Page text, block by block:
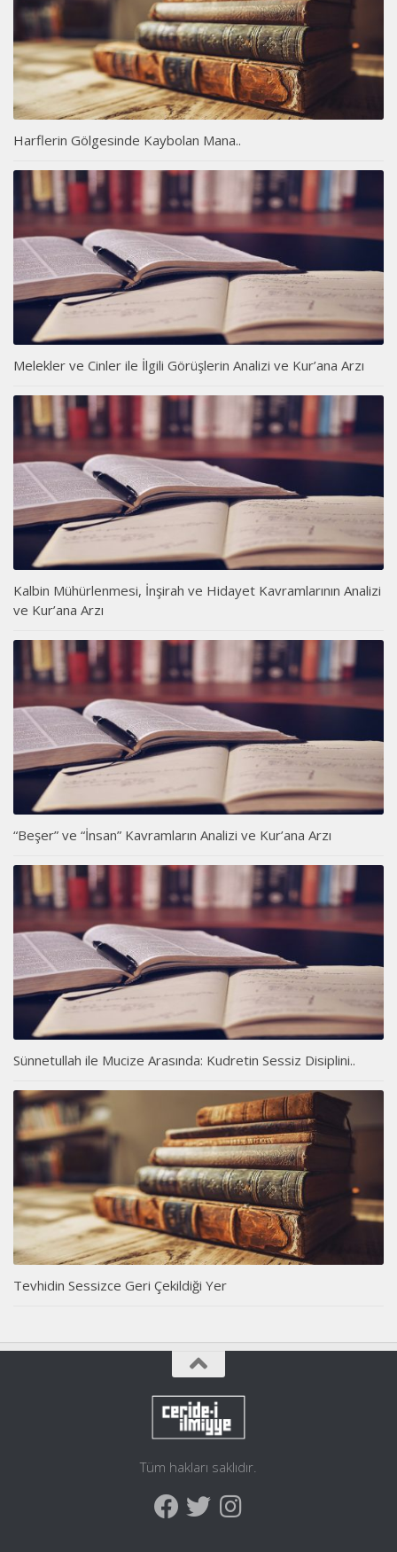
Harflerin Gölgesinde Kaybolan Mana..
Melekler ve Cinler ile İlgili Görüşlerin Analizi ve Kur’ana Arzı
Kalbin Mühürlenmesi, İnşirah ve Hidayet Kavramlarının Analizi
ve Kur’ana Arzı
“Beşer” ve “İnsan” Kavramların Analizi ve Kur’ana Arzı
Sünnetullah ile Mucize Arasında: Kudretin Sessiz Disiplini..
Tevhidin Sessizce Geri Çekildiği Yer
Tüm hakları saklıdır.